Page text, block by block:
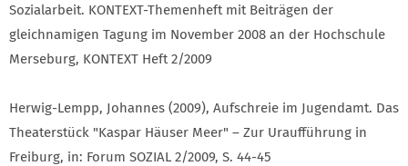
Sozialarbeit. KONTEXT-Themenheft mit Beiträgen der
gleichnamigen Tagung im November 2008 an der Hochschule
Merseburg, KONTEXT Heft 2/2009
Herwig-Lempp, Johannes (2009), Aufschreie im Jugendamt. Das
Theaterstück "Kaspar Häuser Meer" – Zur Uraufführung in
Freiburg, in: Forum SOZIAL 2/2009, S. 44-45